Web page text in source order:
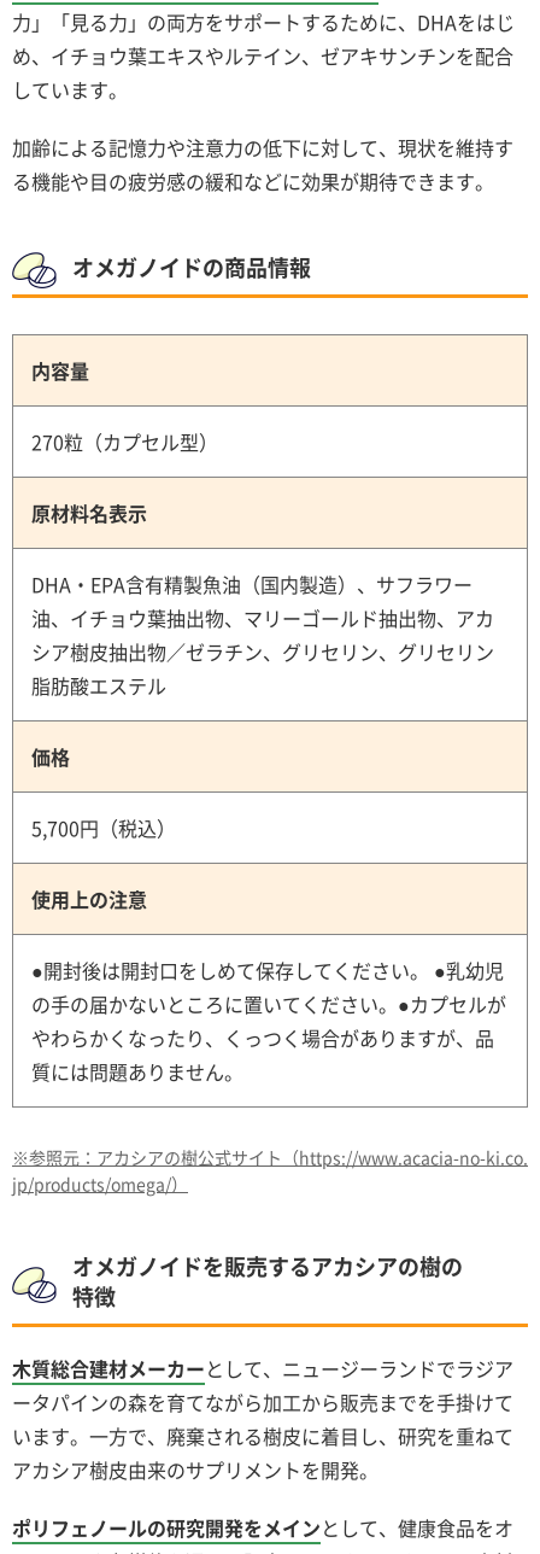
力」「見る力」の両方をサポートするために、DHAをはじ
め、イチョウ葉エキスやルテイン、ゼアキサンチンを配合
しています。
加齢による記憶力や注意力の低下に対して、現状を維持す
る機能や目の疲労感の緩和などに効果が期待できます。
オメガノイドの商品情報
内容量
270粒（カプセル型）
原材料名表示
DHA・EPA含有精製魚油（国内製造）、サフラワー
油、イチョウ葉抽出物、マリーゴールド抽出物、アカ
シア樹皮抽出物／ゼラチン、グリセリン、グリセリン
脂肪酸エステル
価格
5,700円（税込）
使用上の注意
●開封後は開封口をしめて保存してください。 ●乳幼児
の手の届かないところに置いてください。●カプセルが
やわらかくなったり、くっつく場合がありますが、品
質には問題ありません。
※参照元：アカシアの樹公式サイト（https://www.acacia-no-ki.co.
jp/products/omega/）
オメガノイドを販売するアカシアの樹の
特徴
木質総合建材メーカーとして、ニュージーランドでラジア
ータパインの森を育てながら加工から販売までを手掛けて
います。一方で、廃棄される樹皮に着目し、研究を重ねて
アカシア樹皮由来のサプリメントを開発。
ポリフェノールの研究開発をメインとして、健康食品をオ